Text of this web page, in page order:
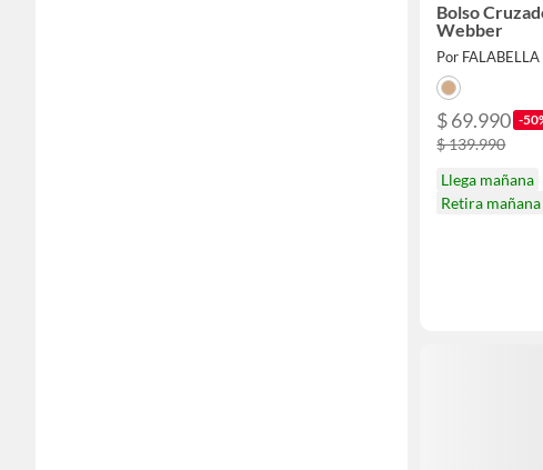
Bolso
Webber
Por FALABELLA
$ 69.990 -
$ 139.990
Llega mañana
Retira mañana